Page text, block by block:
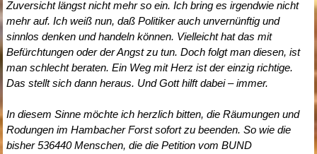
Zuversicht längst nicht mehr so ein. Ich bring es irgendwie nicht
mehr auf. Ich weiß nun, daß Politiker auch unvernünftig und
sinnlos denken und handeln können. Vielleicht hat das mit
Befürchtungen oder der Angst zu tun. Doch folgt man diesen, ist
man schlecht beraten. Ein Weg mit Herz ist der einzig richtige.
Das stellt sich dann heraus. Und Gott hilft dabei – immer.
In diesem Sinne möchte ich herzlich bitten, die Räumungen und
Rodungen im Hambacher Forst sofort zu beenden. So wie die
bisher 536440 Menschen, die die Petition vom BUND